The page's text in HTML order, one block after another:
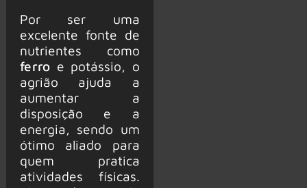
Por ser uma
excelente fonte de
nutrientes como
ferro e potássio, o
agrião ajuda a
aumentar a
disposição e a
energia, sendo um
ótimo aliado para
quem pratica
atividades físicas.